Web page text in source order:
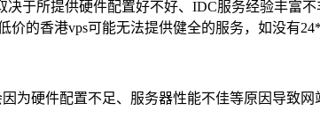
决于所提供硬件配置好不好、IDC服务经验丰富
价的香港vps可能无法提供健全的服务，如没有
为硬件配置不足、服务器性能不佳等原因导致